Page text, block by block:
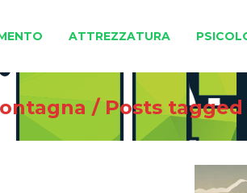
ATTREZZATURA
/Posts tagged